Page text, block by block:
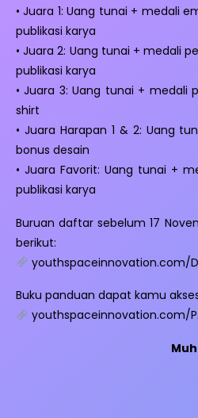
• Juara 1: Uang tunai + medali
publikasi karya
• Juara 2: Uang tunai + medali
publikasi karya
• Juara 3: Uang tunai + medali
shirt
• Juara Harapan 1 & 2: Uang
bonus desain
• Juara Favorit: Uang tunai +
publikasi karya
Buruan daftar sebelum 17
berikut:
youthspaceinnovation.com/
Buku panduan dapat kamu
youthspaceinnovation.com/